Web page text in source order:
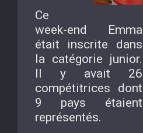
Ce
week-end Emma
était inscrite dans
la catégorie junior.
Il y avait 26
compétitrices dont
9 pays étaient
représentés.